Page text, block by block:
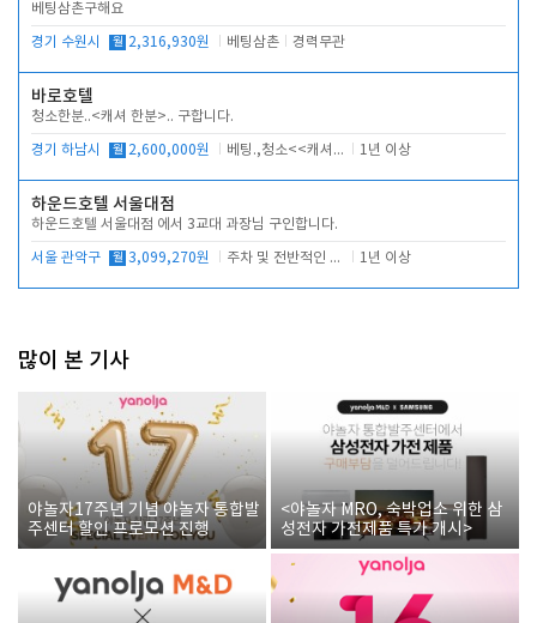
베팅삼촌구해요
경기 수원시 월 2,316,930원 베팅삼촌 경력무관
바로호텔
청소한분..<캐셔 한분>.. 구합니다.
경기 하남시 월 2,600,000원 베팅.,청소<<캐셔 모셔봅니다. 1년 이상
하운드호텔 서울대점
하운드호텔 서울대점 에서 3교대 과장님 구인합니다.
서울 관악구 월 3,099,270원 주차 및 전반적인 당번업무 1년 이상
많이 본 기사
야놀자17주년 기념 야놀자 통합발
주센터 할인 프로모션 진행
<야놀자 MRO, 숙박업소 위한 삼
성전자 가전제품 특가 개시>